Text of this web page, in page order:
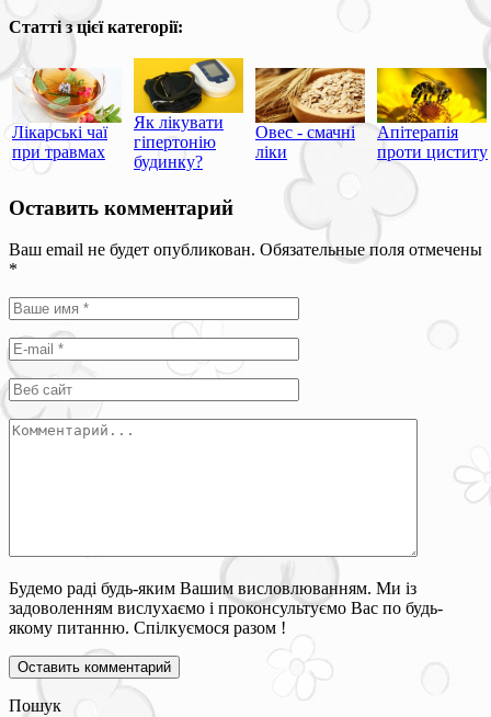
Статті з цієї категорії:
Лікарські чаї
при травмах
Як лікувати
гіпертонію
будинку?
Овес - смачні
ліки
Апітерапія
проти циститу
Оставить комментарий
Ваш email не будет опубликован. Обязательные поля отмечены
*
Будемо раді будь-яким Вашим висловлюванням. Ми із
задоволенням вислухаємо і проконсультуємо Вас по будь-
якому питанню. Спілкуємося разом !
Пошук